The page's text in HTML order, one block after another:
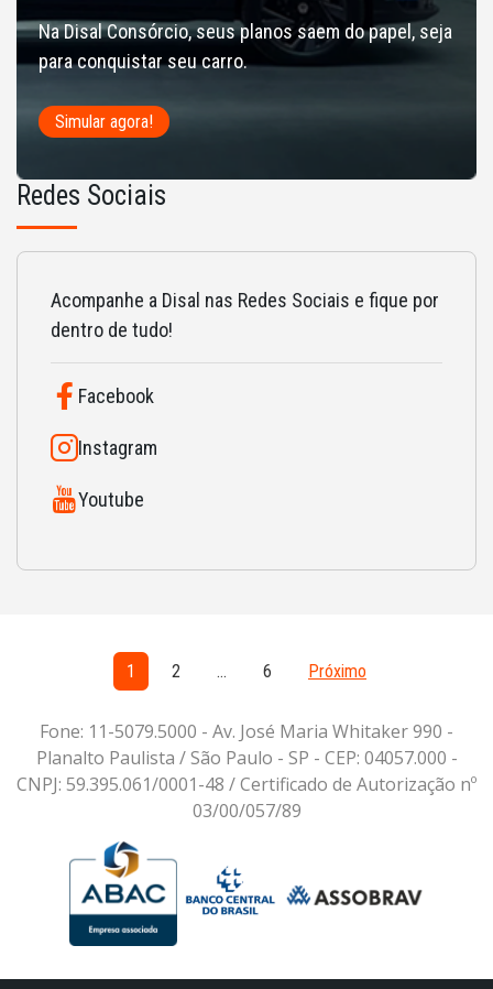
Na Disal Consórcio, seus planos saem do papel, seja
para conquistar seu carro.
Simular agora!
Redes Sociais
Acompanhe a Disal nas Redes Sociais e fique por
dentro de tudo!
Facebook
Instagram
Youtube
1 2 … 6 Próximo
Fone: 11-5079.5000 - Av. José Maria Whitaker 990 -
Planalto Paulista / São Paulo - SP - CEP: 04057.000 -
CNPJ: 59.395.061/0001-48 / Certificado de Autorização nº
03/00/057/89